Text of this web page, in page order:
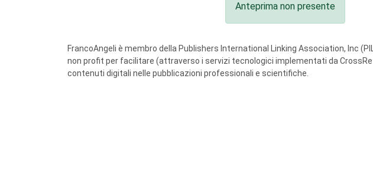
Anteprima non presente
FrancoAngeli è membro della Publishers International Linking Association, Inc
non profit per facilitare (attraverso i servizi tecnologici implementati da
contenuti digitali nelle pubblicazioni professionali e scientifiche.